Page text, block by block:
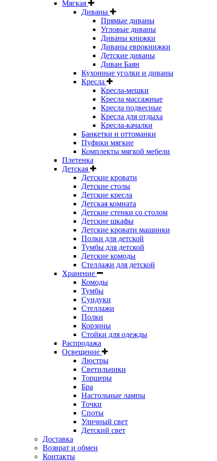
Мягкая
Диваны
Прямые диваны
Угловые диваны
Диваны книжки
Диваны еврокнижки
Детские диваны
Диван Баян
Кухонные уголки и диваны
Кресла
Кресла-мешки
Кресла массажные
Кресла подвесные
Кресла для отдыха
Кресла-качалки
Банкетки и оттоманки
Пуфики мягкие
Комплекты мягкой мебели
Плетенка
Детская
Детские кровати
Детские столы
Детские кресла
Детская комната
Детские стенки со столом
Детские шкафы
Детские кровати машинки
Полки для детской
Тумбы для детской
Детские комоды
Стеллажи для детской
Хранение
Комоды
Тумбы
Сундуки
Стеллажи
Полки
Корзины
Стойки для одежды
Распродажа
Освещение
Люстры
Светильники
Торшеры
Бра
Настольные лампы
Точки
Споты
Уличный свет
Детский свет
Доставка
Возврат и обмен
Контакты